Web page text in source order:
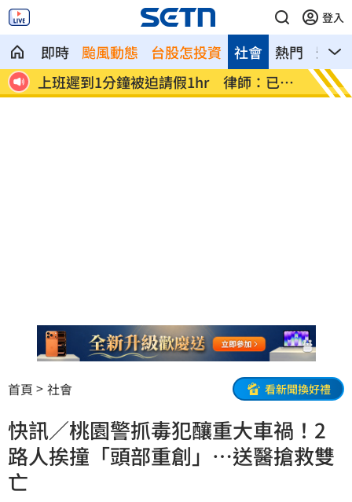
登入
即時 颱風動態 台股怎投資 熱門 影音
社會
觸
白海豚逼近「會發陸警」？氣象署最新說
明
路邊
彩」
首頁 社會 看新聞換好禮
快訊／桃園警抓毒犯釀重大車禍！2
路人挨撞「頭部重創」…送醫搶救雙
亡